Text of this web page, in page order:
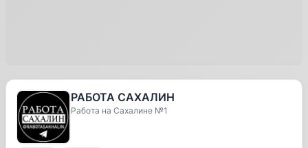
РАБОТА САХАЛИН
Работа на Сахалине №1